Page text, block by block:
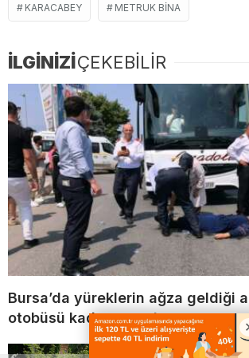
KARACABEY METRUK BINA
İLGİNİZİÇEKEBİLİR
Bursa’da yüreklerin ağza geldiği
otobüsü kadına çarptı